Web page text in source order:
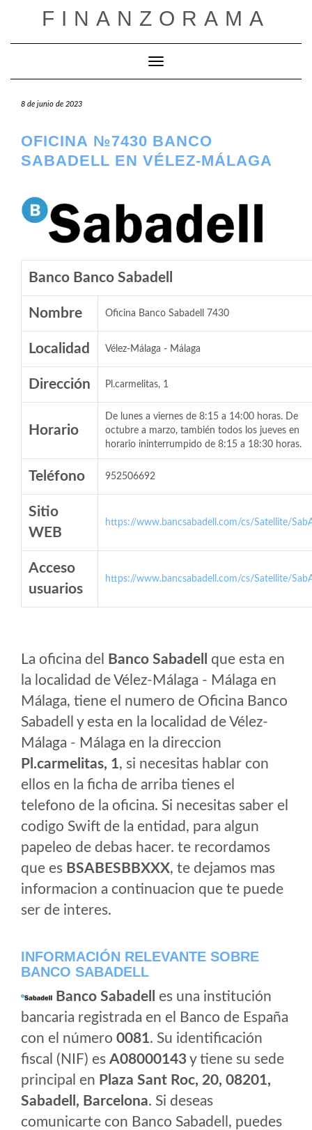
FINANZORAMA
Cambiar modo de navegación
8 de junio de 2023
OFICINA №7430 BANCO
SABADELL EN VÉLEZ-MÁLAGA
Banco Banco Sabadell
Nombre Oficina Banco Sabadell 7430
Localidad Vélez-Málaga - Málaga
Dirección Pl.carmelitas, 1
Horario
De lunes a viernes de 8:15 a 14:00 horas. De
octubre a marzo, también todos los jueves en
horario ininterrumpido de 8:15 a 18:30 horas.
Teléfono 952506692
Sitio
WEB
https://www.bancsabadell.com/cs/Satellite/
Acceso
usuarios
https://www.bancsabadell.com/cs/Satellite/
La oficina del Banco Sabadell
que esta en
la localidad de Vélez-Málaga - Málaga en
Málaga, tiene el numero de Oficina Banco
Sabadell y esta en la localidad de Vélez-
Málaga - Málaga en la direccion
Pl.carmelitas, 1, si necesitas hablar con
ellos en la ficha de arriba tienes el
telefono de la oficina. Si necesitas saber el
codigo Swift de la entidad, para algun
papeleo de debas hacer. te recordamos
que es BSABESBBXXX, te dejamos mas
informacion a continuacion que te puede
ser de interes.
INFORMACIÓN RELEVANTE SOBRE
BANCO SABADELL
Banco Sabadell
es una institución
bancaria registrada en el Banco de España
con el número 0081. Su identificación
fiscal (NIF) es A08000143y tiene su sede
principal en Plaza Sant Roc, 20, 08201,
Sabadell, Barcelona. Si deseas
comunicarte con Banco Sabadell, puedes